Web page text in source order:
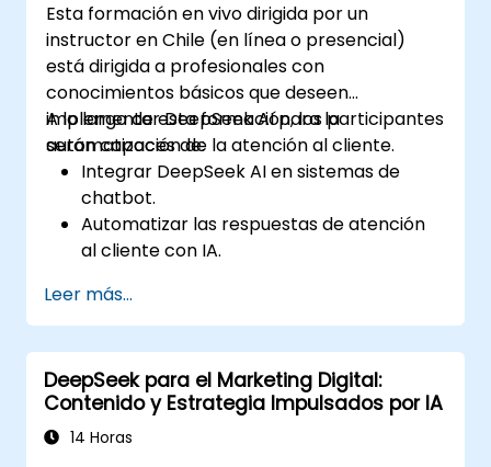
Esta formación en vivo dirigida por un
instructor en Chile (en línea o presencial)
está dirigida a profesionales con
conocimientos básicos que deseen
implementar DeepSeek AI para la
automatización de la atención al cliente.
A lo largo de esta formación, los participantes
serán capaces de:
Integrar DeepSeek AI en sistemas de
chatbot.
Automatizar las respuestas de atención
al cliente con IA.
los clientes utilizando información
generada por la IA.
Optimizar los flujos de trabajo del chatbot
para ofrecer una mejor experiencia al
usuario.
Leer más...
DeepSeek para el Marketing Digital:
Contenido y Estrategia Impulsados por IA
14 Horas